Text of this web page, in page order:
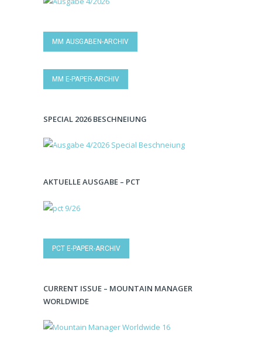
MM AUSGABEN-ARCHIV
MM E-PAPER-ARCHIV
SPECIAL 2026 BESCHNEIUNG
AKTUELLE AUSGABE – PCT
PCT E-PAPER-ARCHIV
CURRENT ISSUE – MOUNTAIN MANAGER
WORLDWIDE